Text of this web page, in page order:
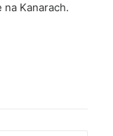
Kanarach.